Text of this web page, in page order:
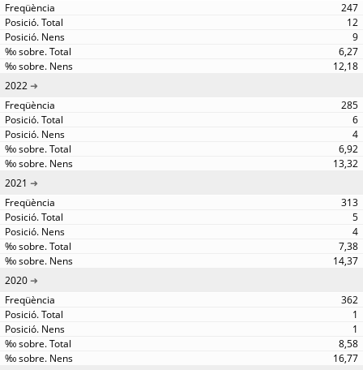
247
12
9
6,27
12,18
2022
285
6
4
6,92
13,32
2021
313
5
4
7,38
14,37
2020
362
1
1
8,58
16,77